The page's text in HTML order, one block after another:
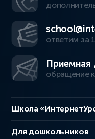
ответим за
Приемная
обращение
Школа
Для дошкольников